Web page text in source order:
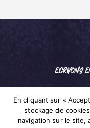
ECRIVONS
En cliquant sur «
stockage de
navigation sur le site,